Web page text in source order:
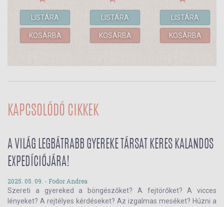
LISTÁRA
KOSÁRBA
LISTÁRA
KOSÁRBA
LISTÁRA
KOSÁRBA
KAPCSOLÓDÓ CIKKEK
A VILÁG LEGBÁTRABB GYEREKE TÁRSAT KERES KALANDOS
EXPEDÍCIÓJÁRA!
2025. 05. 09. - Fodor Andrea
Szereti a gyereked a böngészőket? A fejtörőket? A vicces
lényeket? A rejtélyes kérdéseket? Az izgalmas meséket? Húzni a